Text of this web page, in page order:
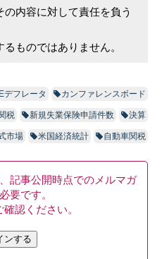
の内容に対して責任を負う
ものではありません。
デフレータ カンファレンスボード
税 新規失業保険申請件数 決算
市場 米国経済統計 自動車関税
記事公開時点でのメルマガ
要です。
認ください。
ンする